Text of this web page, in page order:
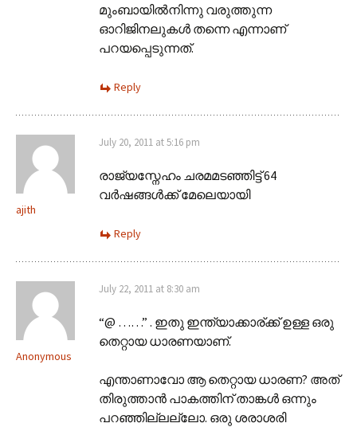
മുംബായില്‍നിന്നു വരുത്തുന്ന
ഓറിജിനലുകള്‍ തന്നെ എന്നാണ്
പറയപ്പെടുന്നത്.
Reply
ajith
July 20, 2011 at 5:16 pm
രാജ്യസ്നേഹം ചരമമടഞ്ഞിട്ട് 64
വര്‍ഷങ്ങള്‍ക്ക് മേലെയായി
Reply
Anonymous
July 22, 2011 at 8:30 am
“@ ……” . ഇതു ഇന്ത്യാക്കാര്ക്ക് ഉള്ള ഒരു
തെറ്റായ ധാരണയാണ്.
എന്താണാവോ ആ തെറ്റായ ധാരണ? അത്
തിരുത്താൻ പാകത്തിന് താങ്കൾ ഒന്നും
പറഞ്ഞില്ലല്ലോ. ഒരു ശരാശരി